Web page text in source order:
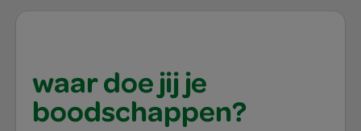
waar doe jij je
boodschappen?